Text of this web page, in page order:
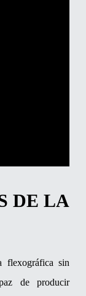
DE LA
flexográfica sin
de producir